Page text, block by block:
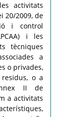
activitats
20/2009, de
i control
i les
tècniques
a
o privades,
o a
II de
a activitats